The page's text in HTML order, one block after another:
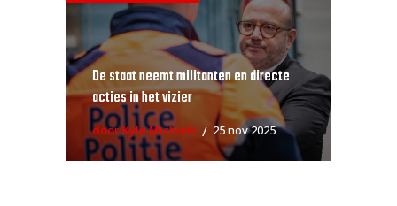
De staat neemt militanten en directe
acties in het vizier
door Kyle Michiels 25 nov 2025